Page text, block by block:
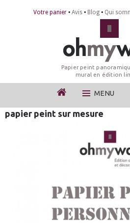
Votre panier Avis Blog Qui
Papier peint
mural en édition
MENU
papier peint sur mesure